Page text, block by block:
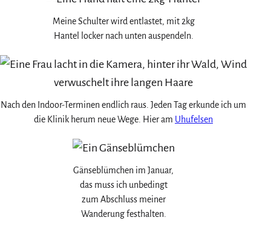
Meine Schulter wird entlastet, mit 2kg
Hantel locker nach unten auspendeln.
Nach den Indoor-Terminen endlich raus. Jeden Tag erkunde ich um
die Klinik herum neue Wege. Hier am Uhufelsen
Gänseblümchen im Januar,
das muss ich unbedingt
zum Abschluss meiner
Wanderung festhalten.